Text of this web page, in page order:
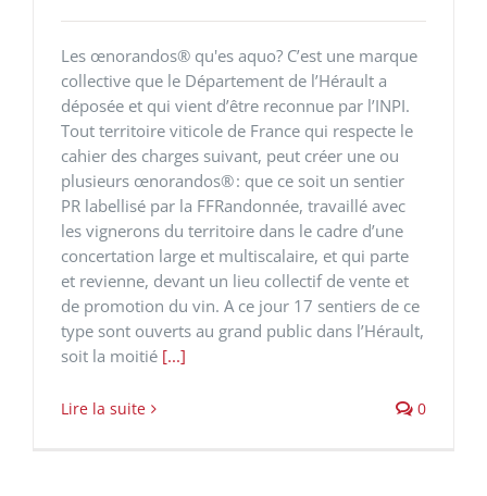
Les œnorandos® qu'es aquo? C’est une marque
collective que le Département de l’Hérault a
déposée et qui vient d’être reconnue par l’INPI.
Tout territoire viticole de France qui respecte le
cahier des charges suivant, peut créer une ou
plusieurs œnorandos® : que ce soit un sentier
PR labellisé par la FFRandonnée, travaillé avec
les vignerons du territoire dans le cadre d’une
concertation large et multiscalaire, et qui parte
et revienne, devant un lieu collectif de vente et
de promotion du vin. A ce jour 17 sentiers de ce
type sont ouverts au grand public dans l’Hérault,
soit la moitié [...]
Lire la suite 0